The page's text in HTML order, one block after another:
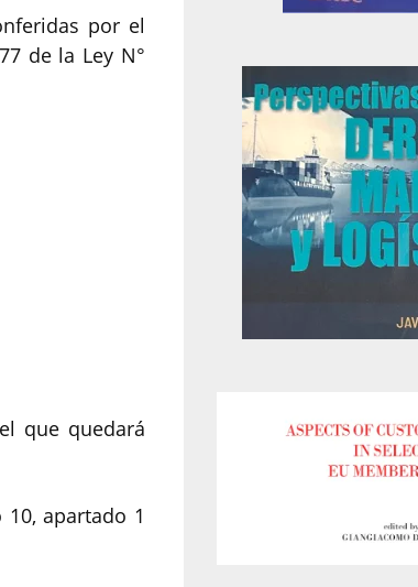
por el
de la Ley N°
que quedará
10, apartado 1